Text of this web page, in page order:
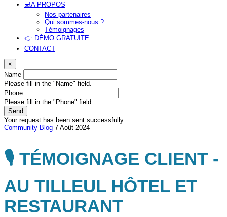
💻A PROPOS
Nos partenaires
Qui sommes-nous ?
Témoignages
👉 DÉMO GRATUITE
CONTACT
×
Name
Please fill in the "Name" field.
Phone
Please fill in the "Phone" field.
Send
Your request has been sent successfully.
Community Blog 7 Août 2024
🎙️ TÉMOIGNAGE CLIENT -
AU TILLEUL HÔTEL ET
RESTAURANT